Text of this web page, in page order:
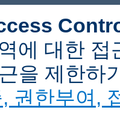
에 대한
을 제한하
권한부여,